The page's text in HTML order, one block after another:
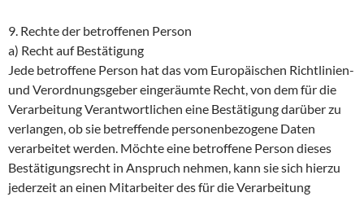
9. Rechte der betroffenen Person
a) Recht auf Bestätigung
Jede betroffene Person hat das vom Europäischen Richtlinien-
und Verordnungsgeber eingeräumte Recht, von dem für die
Verarbeitung Verantwortlichen eine Bestätigung darüber zu
verlangen, ob sie betreffende personenbezogene Daten
verarbeitet werden. Möchte eine betroffene Person dieses
Bestätigungsrecht in Anspruch nehmen, kann sie sich hierzu
jederzeit an einen Mitarbeiter des für die Verarbeitung